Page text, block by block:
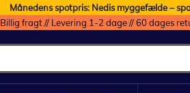
Månedens spotpris: Nedis myggefælde –
Billig fragt // Levering 1-2 dage // 60 dages